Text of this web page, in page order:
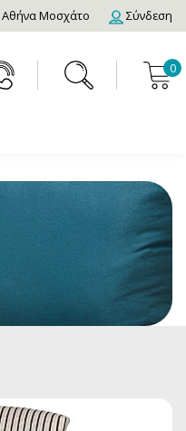
Αθήνα Μοσχάτο Σύνδεση
0